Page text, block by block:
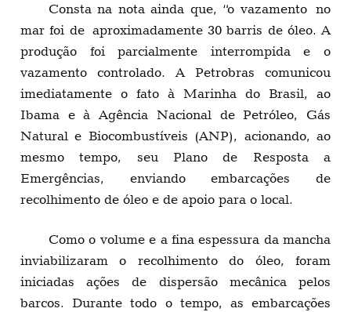
Consta na nota ainda que, “o vazamento no
mar foi de aproximadamente 30 barris de óleo. A
produção foi parcialmente interrompida e o
vazamento controlado. A Petrobras comunicou
imediatamente o fato à Marinha do Brasil, ao
Ibama e à Agência Nacional de Petróleo, Gás
Natural e Biocombustíveis (ANP), acionando, ao
mesmo tempo, seu Plano de Resposta a
Emergências, enviando embarcações de
recolhimento de óleo e de apoio para o local.
Como o volume e a fina espessura da mancha
inviabilizaram o recolhimento do óleo, foram
iniciadas ações de dispersão mecânica pelos
barcos. Durante todo o tempo, as embarcações